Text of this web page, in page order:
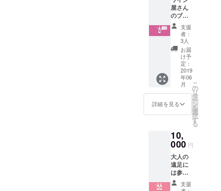
概要文
自由が丘ワ
イナリー計
画を発表し
ていろいろ
な人たちに
ワイン醸造
とぶどう栽
培を軸にし
ミュニティ
を作り出そ
うという考
え方を発信
して来た
ゼワイ
ンが人
気商品
の為、
同等品
での対
応とな
る場合
もあり
ます。
あらか
じめご
了承く
インは
自然条
件によ
り製造
量や品
質が変
わりや
屋さん
のブド
ウ
ジュー
ス 1本
提供 ワ
インが
飲めな
いけど
支援し
たい、
遠足に
参加し
たいと
いう声
さんい
ただき
まし
て、ワ
インが
飲めな
い方に
は最高
支援
者：
3人
お届
け予
定：
2019
年06
月
詳細を見る
こ
の
リ
タ
ー
ン
を
選
択
す
る
10,
000 円
大人の
遠足に
は参加
できな
いけど
支援